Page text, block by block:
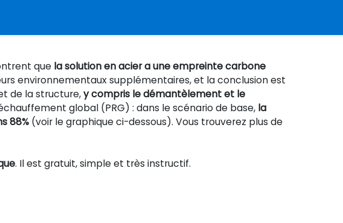
que la solution en acier a une empreinte carbone
environnementaux supplémentaires, et la conclusion est
de la structure,y compris le démantèlement et le
global (PRG) : dans le scénario de base, la
88% (voir le graphique ci-dessous). Vous trouverez plus de
. Il est gratuit, simple et très instructif.